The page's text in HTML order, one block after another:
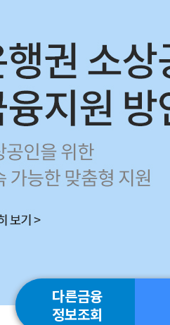
다른금융
정보조회